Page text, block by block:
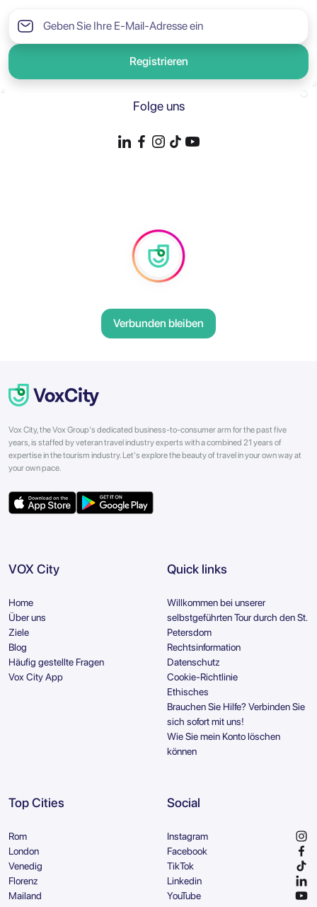
Registrieren
Folge uns
Verbunden bleiben
Vox City, the Vox Group's dedicated business-to-consumer arm for the past five
years, is staffed by veteran travel industry experts with a combined 21 years of
expertise in the tourism industry. Let's explore the beauty of travel in your own way at
your own pace.
VOX City
Home
Über uns
Ziele
Blog
Häufig gestellte Fragen
Vox City App
Quick links
Willkommen bei unserer
selbstgeführten Tour durch den St.
Petersdom
Rechtsinformation
Datenschutz
Cookie-Richtlinie
Ethisches
Brauchen Sie Hilfe? Verbinden Sie
sich sofort mit uns!
Wie Sie mein Konto löschen
können
Top Cities
Rom
London
Venedig
Florenz
Mailand
Social
Instagram
Facebook
TikTok
Linkedin
YouTube